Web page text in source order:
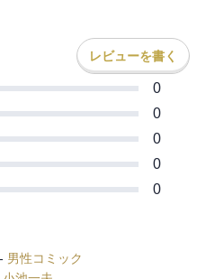
レビューを書く
0
0
0
0
0
- 男性コミック